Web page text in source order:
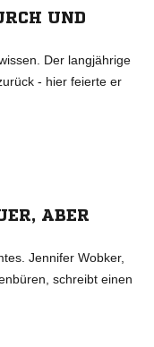
UND
Der langjährige
- hier feierte er
ABER
Jennifer Wobker,
schreibt einen